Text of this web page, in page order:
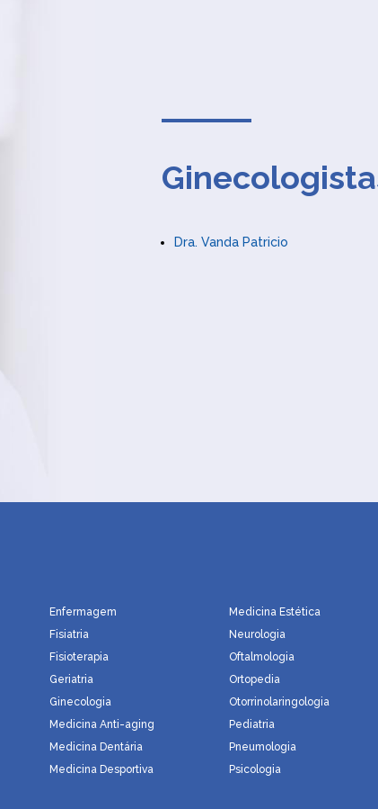
Dra. Vanda Patricio
Enfermagem
Fisiatria
Fisioterapia
Geriatria
Ginecologia
Medicina Anti-aging
Medicina Dentária
Medicina Desportiva
Medicina Estética
Neurologia
Oftalmologia
Ortopedia
Otorrinolaringologia
Pediatria
Pneumologia
Psicologia